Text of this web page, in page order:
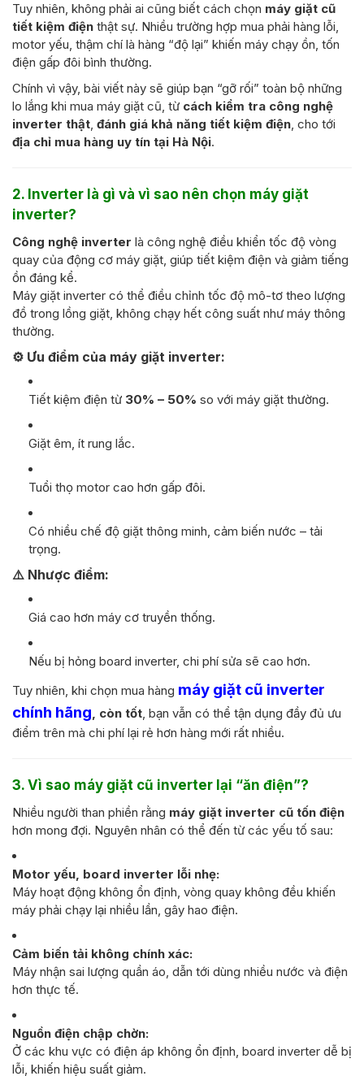
Tuy nhiên, không phải ai cũng biết cách chọn máy giặt cũ
tiết kiệm điện thật sự. Nhiều trường hợp mua phải hàng lỗi,
motor yếu, thậm chí là hàng “độ lại” khiến máy chạy ồn, tốn
điện gấp đôi bình thường.
Chính vì vậy, bài viết này sẽ giúp bạn “gỡ rối” toàn bộ những
lo lắng khi mua máy giặt cũ, từ cách kiểm tra công nghệ
inverter thật, đánh giá khả năng tiết kiệm điện, cho tới
địa chỉ mua hàng uy tín tại Hà Nội.
2. Inverter là gì và vì sao nên chọn máy giặt
inverter?
Công nghệ inverter là công nghệ điều khiển tốc độ vòng
quay của động cơ máy giặt, giúp tiết kiệm điện và giảm tiếng
ồn đáng kể.
Máy giặt inverter có thể điều chỉnh tốc độ mô-tơ theo lượng
đồ trong lồng giặt, không chạy hết công suất như máy thông
thường.
⚙️ Ưu điểm của máy giặt inverter:
Tiết kiệm điện từ 30% – 50% so với máy giặt thường.
Giặt êm, ít rung lắc.
Tuổi thọ motor cao hơn gấp đôi.
Có nhiều chế độ giặt thông minh, cảm biến nước – tải
trọng.
⚠️ Nhược điểm:
Giá cao hơn máy cơ truyền thống.
Nếu bị hỏng board inverter, chi phí sửa sẽ cao hơn.
Tuy nhiên, khi chọn mua hàng máy giặt cũ inverter
chính hãng, còn tốt, bạn vẫn có thể tận dụng đầy đủ ưu
điểm trên mà chi phí lại rẻ hơn hàng mới rất nhiều.
3. Vì sao máy giặt cũ inverter lại “ăn điện”?
Nhiều người than phiền rằng máy giặt inverter cũ tốn điện
hơn mong đợi. Nguyên nhân có thể đến từ các yếu tố sau:
Motor yếu, board inverter lỗi nhẹ:
Máy hoạt động không ổn định, vòng quay không đều khiến
máy phải chạy lại nhiều lần, gây hao điện.
Cảm biến tải không chính xác:
Máy nhận sai lượng quần áo, dẫn tới dùng nhiều nước và điện
hơn thực tế.
Nguồn điện chập chờn:
Ở các khu vực có điện áp không ổn định, board inverter dễ bị
lỗi, khiến hiệu suất giảm.